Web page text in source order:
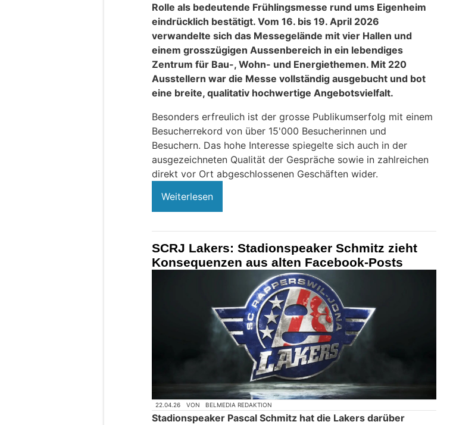
Rolle als bedeutende Frühlingsmesse rund ums Eigenheim
eindrücklich bestätigt. Vom 16. bis 19. April 2026
verwandelte sich das Messegelände mit vier Hallen und
einem grosszügigen Aussenbereich in ein lebendiges
Zentrum für Bau-, Wohn- und Energiethemen. Mit 220
Ausstellern war die Messe vollständig ausgebucht und bot
eine breite, qualitativ hochwertige Angebotsvielfalt.
Besonders erfreulich ist der grosse Publikumserfolg mit einem
Besucherrekord von über 15'000 Besucherinnen und
Besuchern. Das hohe Interesse spiegelte sich auch in der
ausgezeichneten Qualität der Gespräche sowie in zahlreichen
direkt vor Ort abgeschlossenen Geschäften wider.
Weiterlesen
SCRJ Lakers: Stadionspeaker Schmitz zieht
Konsequenzen aus alten Facebook-Posts
22.04.26 VON BELMEDIA REDAKTION
Stadionspeaker Pascal Schmitz hat die Lakers darüber